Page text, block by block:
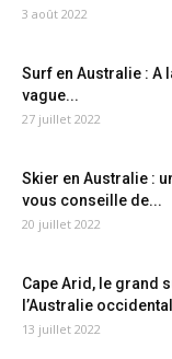
3 août 2022
Surf en Australie : A
vague...
27 juillet 2022
Skier en Australie :
vous conseille de...
20 juillet 2022
Cape Arid, le grand
l’Australie
13 juillet 2022